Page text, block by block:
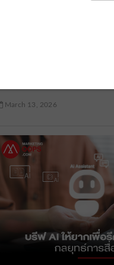
LEGO แล่นรถไฟทะลุเมื
March 13, 2026